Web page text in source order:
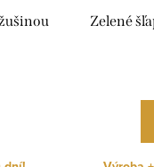
Zelené